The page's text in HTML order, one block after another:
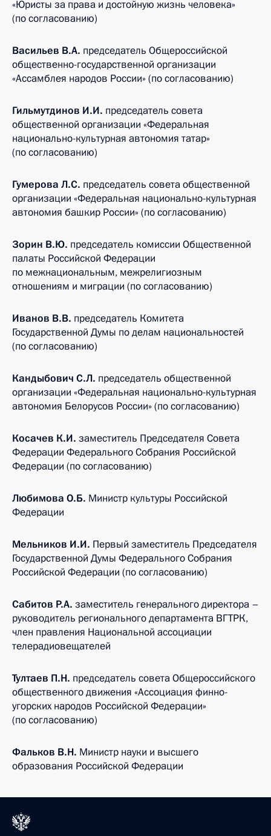
«Юристы за права и достойную жизнь человека»
(по согласованию)
Васильев В.А. председатель Общероссийской
общественно-государственной организации
«Ассамблея народов России» (по согласованию)
Гильмутдинов И.И. председатель совета
общественной организации «Федеральная
национально-­культурная автономия татар»
(по согласованию)
Гумерова Л.С. председатель совета общественной
организации «Федеральная национально­-культурная
автономия башкир России» (по согласованию)
Зорин В.Ю. председатель комиссии Общественной
палаты Российской Федерации
по межнациональным, межрелигиозным
отношениям и миграции (по согласованию)
Иванов В.В. председатель Комитета
Государственной Думы по делам национальностей
(по согласованию)
Кандыбович С.Л. председатель общественной
организации «Федеральная национально-культурная
автономия Белорусов России» (по согласованию)
Косачев К.И. заместитель Председателя Совета
Федерации Федерального Собрания Российской
Федерации (по согласованию)
Любимова О.Б. Министр культуры Российской
Федерации
Мельников И.И. Первый заместитель Председателя
Государственной Думы Федерального Собрания
Российской Федерации (по согласованию)
Сабитов Р.А. заместитель генерального директора –
руководитель регионального департамента ВГТРК,
член правления Национальной ассоциации
телерадиовещателей
Тултаев П.Н. председатель совета Общероссийского
общественного движения «Ассоциация финно-
угорских народов Российской Федерации»
(по согласованию)
Фальков В.Н. Министр науки и высшего
образования Российской Федерации